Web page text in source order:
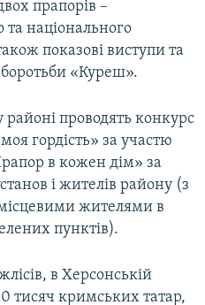
прапорів –
та національного
показові виступи та
«Куреш».
районі проводять конкурс
гордість» за участю
в кожен дім» за
і жителів району (з
жителями в
пунктів).
в Херсонській
тисяч кримських татар,